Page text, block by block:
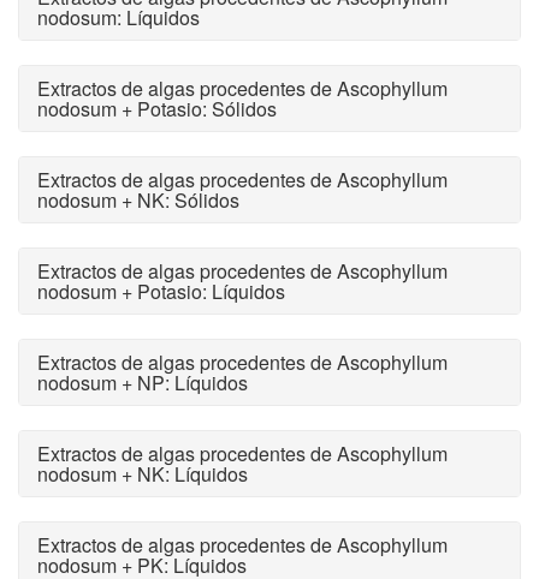
nodosum: Líquidos
Extractos de algas procedentes de Ascophyllum
nodosum + Potasio: Sólidos
Extractos de algas procedentes de Ascophyllum
nodosum + NK: Sólidos
Extractos de algas procedentes de Ascophyllum
nodosum + Potasio: Líquidos
Extractos de algas procedentes de Ascophyllum
nodosum + NP: Líquidos
Extractos de algas procedentes de Ascophyllum
nodosum + NK: Líquidos
Extractos de algas procedentes de Ascophyllum
nodosum + PK: Líquidos